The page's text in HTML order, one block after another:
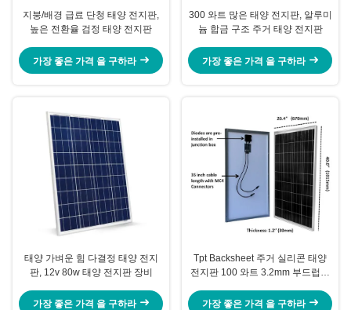
지붕/배경 급료 단청 태양 전지판,
높은 전환율 검정 태양 전지판
가장 좋은 가격 을 구하라
300 와트 많은 태양 전지판, 알루미
늄 합금 구조 주거 태양 전지판
가장 좋은 가격 을 구하라
태양 가벼운 힘 다결정 태양 전지
판, 12v 80w 태양 전지판 장비
가장 좋은 가격 을 구하라
Tpt Backsheet 주거 실리콘 태양
전지판 100 와트 3.2mm 부드럽게
가장 좋은 가격 을 구하라